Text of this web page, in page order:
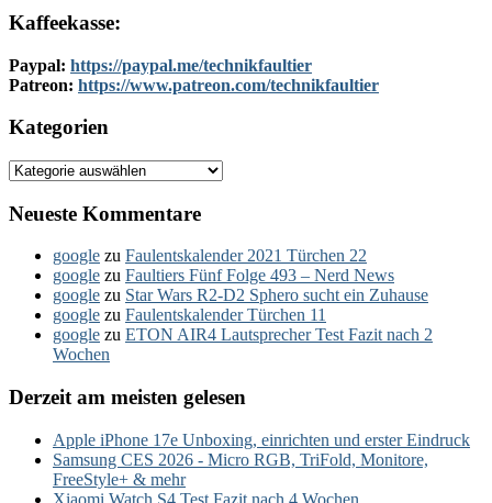
Kaffeekasse:
Paypal: https://paypal.me/technikfaultier
Patreon: https://www.patreon.com/technikfaultier
Kategorien
Kategorien
Neueste Kommentare
google zu Faulentskalender 2021 Türchen 22
google zu Faultiers Fünf Folge 493 – Nerd News
google zu Star Wars R2-D2 Sphero sucht ein Zuhause
google zu Faulentskalender Türchen 11
google zu ETON AIR4 Lautsprecher Test Fazit nach 2
Wochen
Derzeit am meisten gelesen
Apple iPhone 17e Unboxing, einrichten und erster Eindruck
Samsung CES 2026 - Micro RGB, TriFold, Monitore,
FreeStyle+ & mehr
Xiaomi Watch S4 Test Fazit nach 4 Wochen